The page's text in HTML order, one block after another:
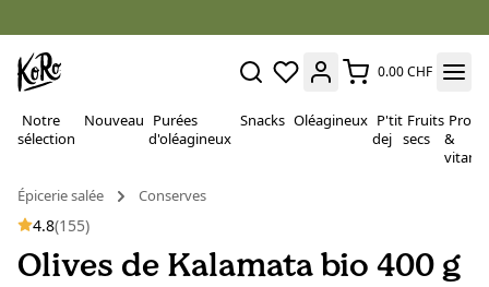
0.00 CHF
Notre
sélection
Nouveau Purées
d'oléagineux
Snacks Oléagineux P'tit
dej
Fruits
secs
&
Épicerie salée
Conserves
4.8(155)
Olives de Kalamata bio 400 g